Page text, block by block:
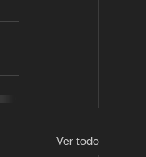
Ver todo